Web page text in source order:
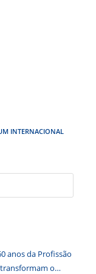
INTERNACIONAL
a
anos da Profissão
o